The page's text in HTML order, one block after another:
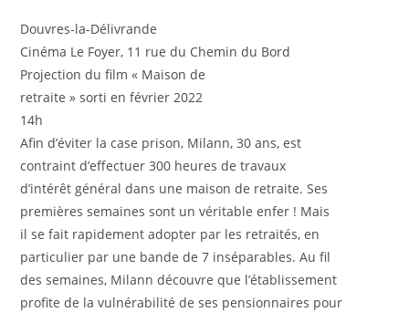
Douvres-la-Délivrande
Cinéma Le Foyer, 11 rue du Chemin du Bord
Projection du film « Maison de
retraite » sorti en février 2022
14h
Afin d’éviter la case prison, Milann, 30 ans, est
contraint d’effectuer 300 heures de travaux
d’intérêt général dans une maison de retraite. Ses
premières semaines sont un véritable enfer ! Mais
il se fait rapidement adopter par les retraités, en
particulier par une bande de 7 inséparables. Au fil
des semaines, Milann découvre que l’établissement
profite de la vulnérabilité de ses pensionnaires pour